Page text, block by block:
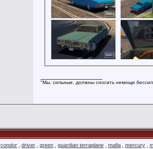
"Мы, сильные, должны сносить немощи
condor driver green guardian terraplane mafia mercury